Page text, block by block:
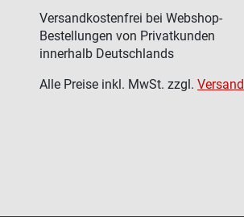
Versandkostenfrei bei Webshop-
Bestellungen von Privatkunden
innerhalb Deutschlands
Alle Preise inkl. MwSt. zzgl. Versand